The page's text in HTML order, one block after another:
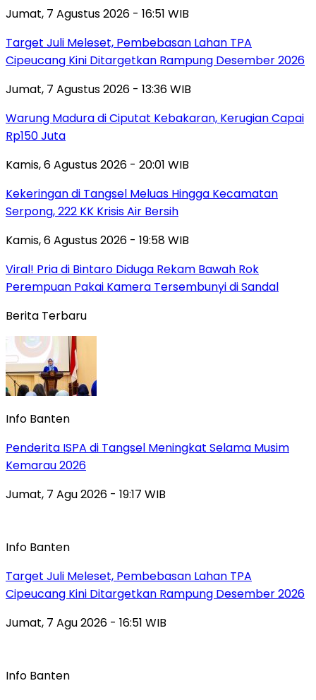
Jumat, 7 Agustus 2026 - 16:51 WIB
Target Juli Meleset, Pembebasan Lahan TPA
Cipeucang Kini Ditargetkan Rampung Desember 2026
Jumat, 7 Agustus 2026 - 13:36 WIB
Warung Madura di Ciputat Kebakaran, Kerugian Capai
Rp150 Juta
Kamis, 6 Agustus 2026 - 20:01 WIB
Kekeringan di Tangsel Meluas Hingga Kecamatan
Serpong, 222 KK Krisis Air Bersih
Kamis, 6 Agustus 2026 - 19:58 WIB
Viral! Pria di Bintaro Diduga Rekam Bawah Rok
Perempuan Pakai Kamera Tersembunyi di Sandal
Berita Terbaru
Info Banten
Penderita ISPA di Tangsel Meningkat Selama Musim
Kemarau 2026
Jumat, 7 Agu 2026 - 19:17 WIB
Info Banten
Target Juli Meleset, Pembebasan Lahan TPA
Cipeucang Kini Ditargetkan Rampung Desember 2026
Jumat, 7 Agu 2026 - 16:51 WIB
Info Banten